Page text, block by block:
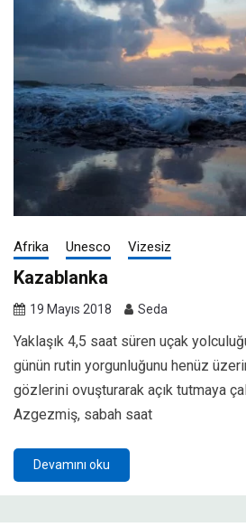
Afrika Unesco Vizesiz
Kazablanka
19 Mayıs 2018 Seda
Yaklaşık 4,5 saat süren uçak
günün rutin yorgunluğunu henüz
gözlerini ovuşturarak açık tutmaya
Azgezmiş, sabah saat
Devamını oku